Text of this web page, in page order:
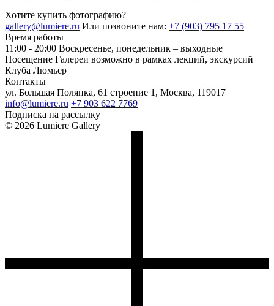
Хотите купить фотографию?
gallery@lumiere.ru Или позвоните нам: +7 (903) 795 17 55
Время работы
11:00 - 20:00 Воскресенье, понедельник – выходные
Посещение Галереи возможно в рамках лекций, экскурсий
Клуба Люмьер
Контакты
ул. Большая Полянка, 61 строение 1, Москва, 119017
info@lumiere.ru +7 903 622 7769
Подписка на рассылку
© 2026 Lumiere Gallery